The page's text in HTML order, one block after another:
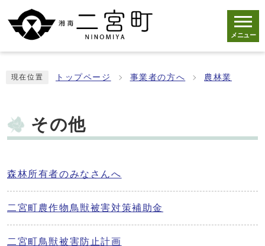
メニュー
現在位置 トップページ 事業者の方へ 農林業
その他
森林所有者のみなさんへ
二宮町農作物鳥獣被害対策補助金
二宮町鳥獣被害防止計画